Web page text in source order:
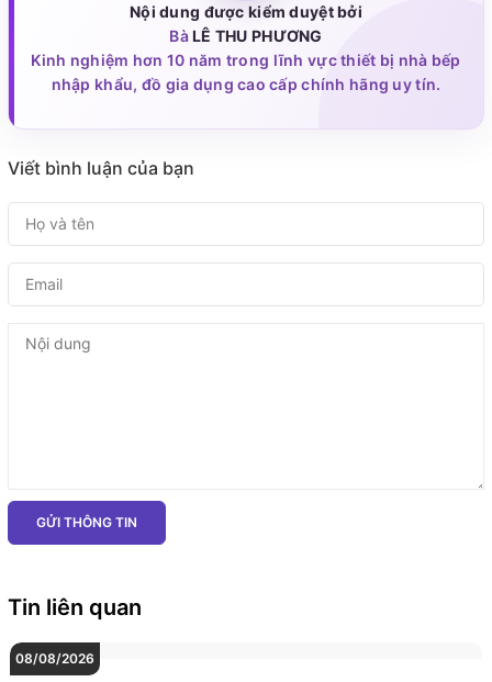
Nội dung được kiểm duyệt bởi
BàLÊ THU PHƯƠNG
Kinh nghiệm hơn 10 năm trong lĩnh vực thiết bị nhà bếp
nhập khẩu, đồ gia dụng cao cấp chính hãng uy tín.
Viết bình luận của bạn
GỬI THÔNG TIN
Tin liên quan
08/08/2026